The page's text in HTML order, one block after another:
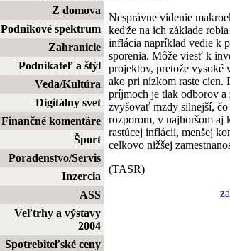
Z domova
Podnikové spektrum
Zahranicie
Podnikateľ a štýl
Veda/Kultúra
Digitálny svet
Finančné komentáre
Šport
Poradenstvo/Servis
Inzercia
ASS
Veľtrhy a výstavy
2004
Spotrebiteľské ceny
Nesprávne videnie
keďže na ich základe
inflácia napríklad vedie k
sporenia. Môže viesť k
projektov, pretože vysoké
ako pri nízkom raste cien.
príjmoch je tlak odborov a
zvyšovať mzdy silnejší,
rozporom, v najhoršom aj
rastúcej inflácii, menšej
celkovo nižšej
(TASR)